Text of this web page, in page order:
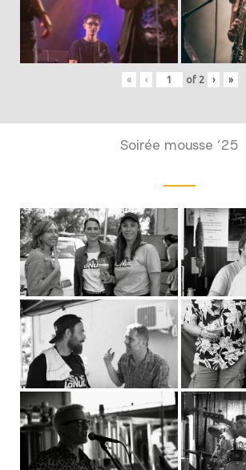
« ‹ of 2 › »
Soirée mousse ’25